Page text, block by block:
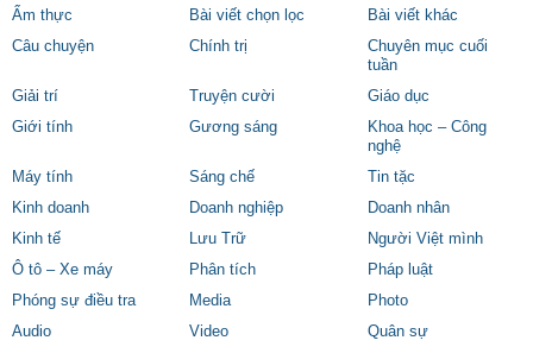
Ẩm thực Bài viết chọn lọc
Bài viết khác
Câu chuyện
Chính trị
Chuyên mục cuối
tuần
Giải trí
Truyện cười
Giáo dục
Giới tính
Gương sáng
Khoa học – Công
nghệ
Máy tính
Sáng chế
Tin tặc
Kinh doanh
Doanh nghiệp
Doanh nhân
Kinh tế
Lưu Trữ
Người Việt mình
Ô tô – Xe máy
Phân tích
Pháp luật
Phóng sự điều tra
Media
Photo
Audio
Video
Quân sự